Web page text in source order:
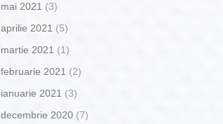
mai 2021 (3)
aprilie 2021 (5)
martie 2021 (1)
februarie 2021 (2)
ianuarie 2021 (3)
decembrie 2020 (7)